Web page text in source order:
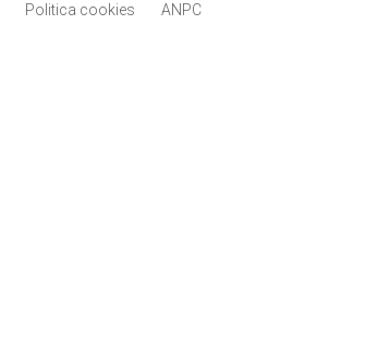
Politica cookies ANPC